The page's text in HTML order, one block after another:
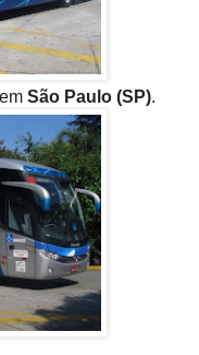
São Paulo (SP).